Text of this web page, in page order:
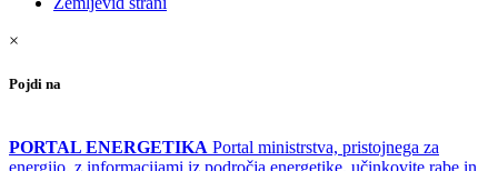
×
Pojdi na
PORTAL ENERGETIKA Portal ministrstva, pristojnega za